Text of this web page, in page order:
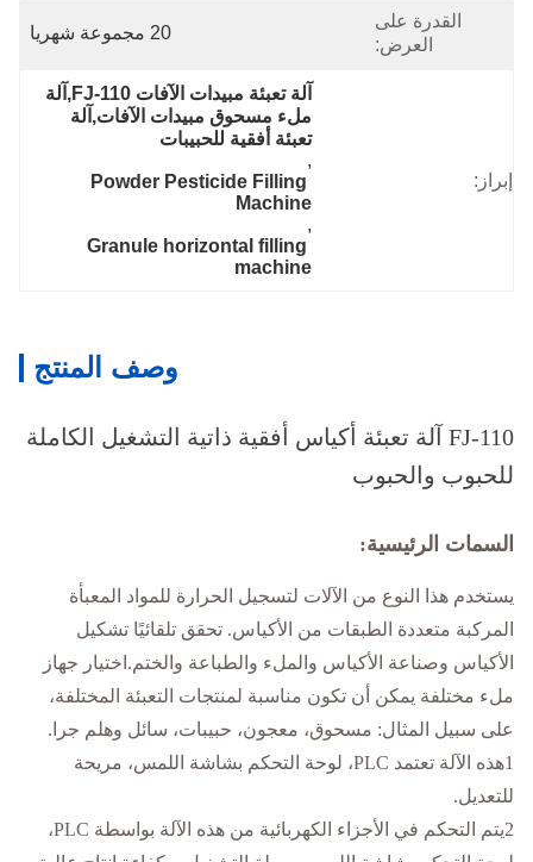
القدرة على
العرض:
20 مجموعة شهريا
إبراز:
آلة تعبئة مبيدات الآفات FJ-110,آلة
ملء مسحوق مبيدات الآفات,آلة
تعبئة أفقية للحبيبات
,
Powder Pesticide Filling
Machine
,
Granule horizontal filling
machine
وصف المنتج
FJ-110 آلة تعبئة أكياس أفقية ذاتية التشغيل الكاملة
للحبوب والحبوب
السمات الرئيسية:
يستخدم هذا النوع من الآلات لتسجيل الحرارة للمواد المعبأة
المركبة متعددة الطبقات من الأكياس. تحقق تلقائيًا تشكيل
الأكياس وصناعة الأكياس والملء والطباعة والختم.اختيار جهاز
ملء مختلفة يمكن أن تكون مناسبة لمنتجات التعبئة المختلفة،
على سبيل المثال: مسحوق، معجون، حبيبات، سائل وهلم جرا.
1هذه الآلة تعتمد PLC، لوحة التحكم بشاشة اللمس، مريحة
للتعديل.
2يتم التحكم في الأجزاء الكهربائية من هذه الآلة بواسطة PLC،